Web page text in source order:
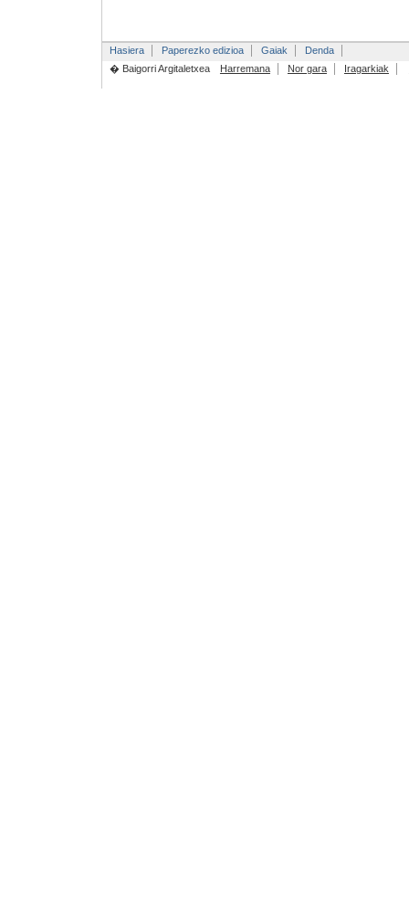
Hasiera Paperezko edizioa Gaiak
Denda
� Baigorri Argitaletxea
Harremana Nor gara Iragarkiak